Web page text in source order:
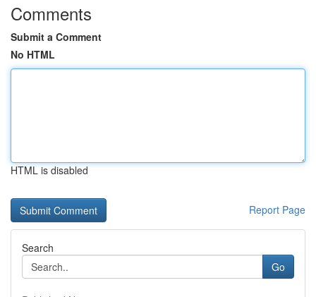
Comments
Submit a Comment
No HTML
HTML is disabled
Report Page
Search
Go